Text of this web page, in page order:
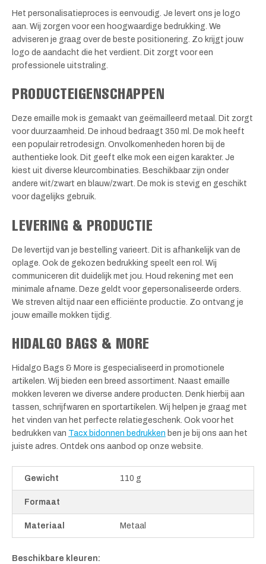
Het personalisatieproces is eenvoudig. Je levert ons je logo
aan. Wij zorgen voor een hoogwaardige bedrukking. We
adviseren je graag over de beste positionering. Zo krijgt jouw
logo de aandacht die het verdient. Dit zorgt voor een
professionele uitstraling.
PRODUCTEIGENSCHAPPEN
Deze emaille mok is gemaakt van geëmailleerd metaal. Dit zorgt
voor duurzaamheid. De inhoud bedraagt 350 ml. De mok heeft
een populair retrodesign. Onvolkomenheden horen bij de
authentieke look. Dit geeft elke mok een eigen karakter. Je
kiest uit diverse kleurcombinaties. Beschikbaar zijn onder
andere wit/zwart en blauw/zwart. De mok is stevig en geschikt
voor dagelijks gebruik.
LEVERING & PRODUCTIE
De levertijd van je bestelling varieert. Dit is afhankelijk van de
oplage. Ook de gekozen bedrukking speelt een rol. Wij
communiceren dit duidelijk met jou. Houd rekening met een
minimale afname. Deze geldt voor gepersonaliseerde orders.
We streven altijd naar een efficiënte productie. Zo ontvang je
jouw emaille mokken tijdig.
HIDALGO BAGS & MORE
Hidalgo Bags & More is gespecialiseerd in promotionele
artikelen. Wij bieden een breed assortiment. Naast emaille
mokken leveren we diverse andere producten. Denk hierbij aan
tassen, schrijfwaren en sportartikelen. Wij helpen je graag met
het vinden van het perfecte relatiegeschenk. Ook voor het
bedrukken van Tacx bidonnen bedrukken ben je bij ons aan het
juiste adres. Ontdek ons aanbod op onze website.
Gewicht 110 g
Formaat
Materiaal Metaal
Beschikbare kleuren: